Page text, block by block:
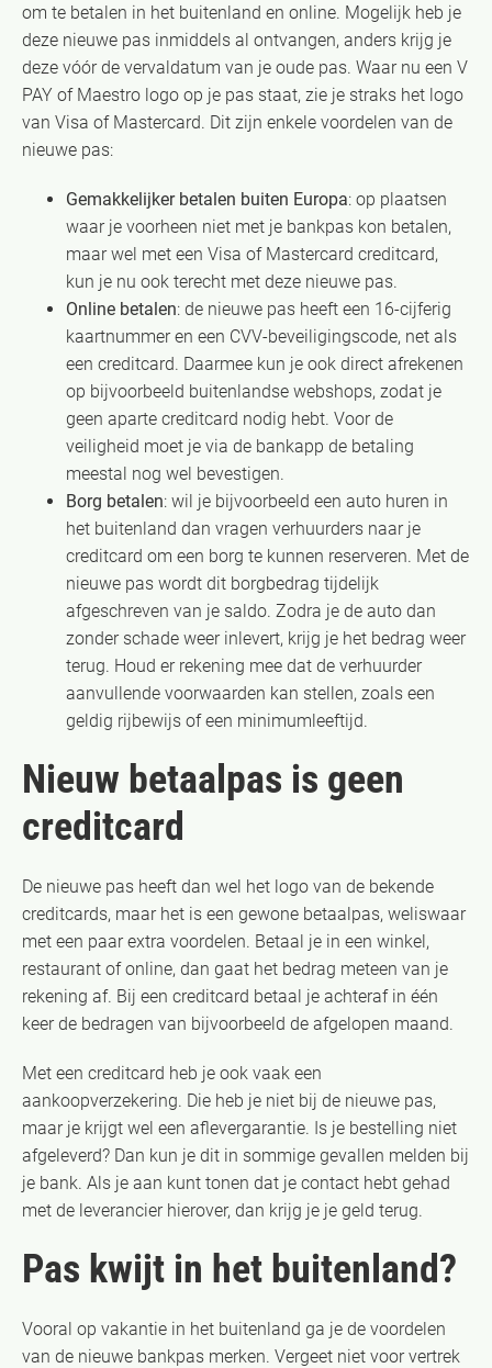
om te betalen in het buitenland en online. Mogelijk heb je
deze nieuwe pas inmiddels al ontvangen, anders krijg je
deze vóór de vervaldatum van je oude pas. Waar nu een V
PAY of Maestro logo op je pas staat, zie je straks het logo
van Visa of Mastercard. Dit zijn enkele voordelen van de
nieuwe pas:
Gemakkelijker betalen buiten Europa: op plaatsen
waar je voorheen niet met je bankpas kon betalen,
maar wel met een Visa of Mastercard creditcard,
kun je nu ook terecht met deze nieuwe pas.
Online betalen: de nieuwe pas heeft een 16-cijferig
kaartnummer en een CVV-beveiligingscode, net als
een creditcard. Daarmee kun je ook direct afrekenen
op bijvoorbeeld buitenlandse webshops, zodat je
geen aparte creditcard nodig hebt. Voor de
veiligheid moet je via de bankapp de betaling
meestal nog wel bevestigen.
Borg betalen: wil je bijvoorbeeld een auto huren in
het buitenland dan vragen verhuurders naar je
creditcard om een borg te kunnen reserveren. Met de
nieuwe pas wordt dit borgbedrag tijdelijk
afgeschreven van je saldo. Zodra je de auto dan
zonder schade weer inlevert, krijg je het bedrag weer
terug. Houd er rekening mee dat de verhuurder
aanvullende voorwaarden kan stellen, zoals een
geldig rijbewijs of een minimumleeftijd.
Nieuw betaalpas is geen
creditcard
De nieuwe pas heeft dan wel het logo van de bekende
creditcards, maar het is een gewone betaalpas, weliswaar
met een paar extra voordelen. Betaal je in een winkel,
restaurant of online, dan gaat het bedrag meteen van je
rekening af. Bij een creditcard betaal je achteraf in één
keer de bedragen van bijvoorbeeld de afgelopen maand.
Met een creditcard heb je ook vaak een
aankoopverzekering. Die heb je niet bij de nieuwe pas,
maar je krijgt wel een aflevergarantie. Is je bestelling niet
afgeleverd? Dan kun je dit in sommige gevallen melden bij
je bank. Als je aan kunt tonen dat je contact hebt gehad
met de leverancier hierover, dan krijg je je geld terug.
Pas kwijt in het buitenland?
Vooral op vakantie in het buitenland ga je de voordelen
van de nieuwe bankpas merken. Vergeet niet voor vertrek